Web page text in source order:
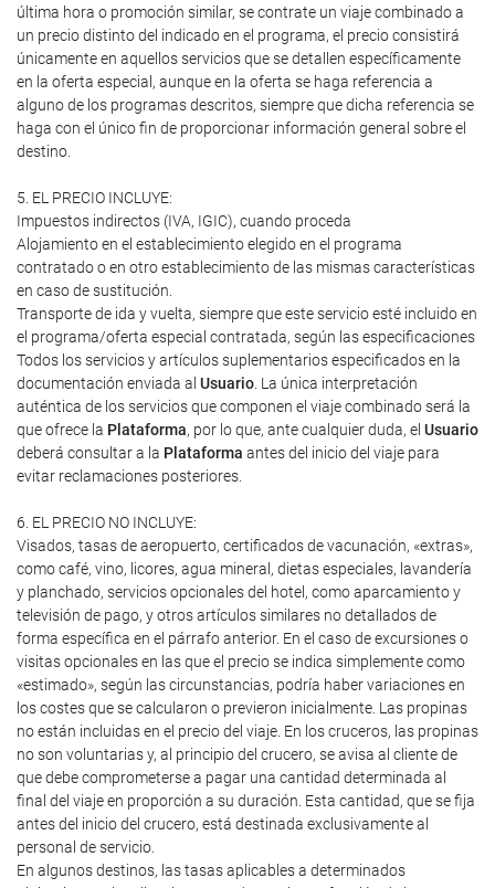
última hora o promoción similar, se contrate un viaje combinado a
un precio distinto del indicado en el programa, el precio consistirá
únicamente en aquellos servicios que se detallen específicamente
en la oferta especial, aunque en la oferta se haga referencia a
alguno de los programas descritos, siempre que dicha referencia se
haga con el único fin de proporcionar información general sobre el
destino.
5. EL PRECIO INCLUYE:
Impuestos indirectos (IVA, IGIC), cuando proceda
Alojamiento en el establecimiento elegido en el programa
contratado o en otro establecimiento de las mismas características
en caso de sustitución.
Transporte de ida y vuelta, siempre que este servicio esté incluido en
el programa/oferta especial contratada, según las especificaciones
Todos los servicios y artículos suplementarios especificados en la
documentación enviada al Usuario. La única interpretación
auténtica de los servicios que componen el viaje combinado será la
que ofrece la Plataforma, por lo que, ante cualquier duda, el Usuario
deberá consultar a la Plataforma antes del inicio del viaje para
evitar reclamaciones posteriores.
6. EL PRECIO NO INCLUYE:
Visados, tasas de aeropuerto, certificados de vacunación, «extras»,
como café, vino, licores, agua mineral, dietas especiales, lavandería
y planchado, servicios opcionales del hotel, como aparcamiento y
televisión de pago, y otros artículos similares no detallados de
forma específica en el párrafo anterior. En el caso de excursiones o
visitas opcionales en las que el precio se indica simplemente como
«estimado», según las circunstancias, podría haber variaciones en
los costes que se calcularon o previeron inicialmente. Las propinas
no están incluidas en el precio del viaje. En los cruceros, las propinas
no son voluntarias y, al principio del crucero, se avisa al cliente de
que debe comprometerse a pagar una cantidad determinada al
final del viaje en proporción a su duración. Esta cantidad, que se fija
antes del inicio del crucero, está destinada exclusivamente al
personal de servicio.
En algunos destinos, las tasas aplicables a determinados